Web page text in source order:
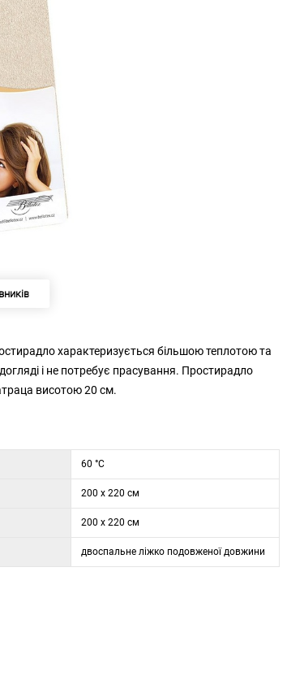
характеризується більшою теплотою та
і не потребує прасування. Простирадло
висотою 20 см.
60 °C
200 x 220 см
200 x 220 см
двоспальне ліжко подовженої довжини